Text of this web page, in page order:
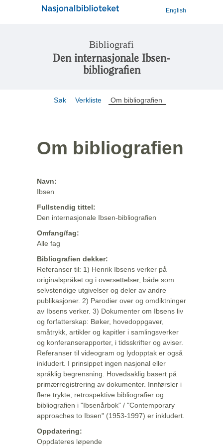
English
Bibliografi
Den internasjonale Ibsen-
bibliografien
Søk Verkliste Om bibliografien
Om bibliografien
Navn:
Ibsen
Fullstendig tittel:
Den internasjonale Ibsen-bibliografien
Omfang/fag:
Alle fag
Bibliografien dekker:
Referanser til: 1) Henrik Ibsens verker på
originalspråket og i oversettelser, både som
selvstendige utgivelser og deler av andre
publikasjoner. 2) Parodier over og omdiktninger
av Ibsens verker. 3) Dokumenter om Ibsens liv
og forfatterskap: Bøker, hovedoppgaver,
småtrykk, artikler og kapitler i samlingsverker
og konferanserapporter, i tidsskrifter og aviser.
Referanser til videogram og lydopptak er også
inkludert. I prinsippet ingen nasjonal eller
språklig begrensning. Hovedsaklig basert på
primærregistrering av dokumenter. Innførsler i
flere trykte, retrospektive bibliografier og
bibliografien i "Ibsenårbok" / "Contemporary
approaches to Ibsen" (1953-1997) er inkludert.
Oppdatering:
Oppdateres løpende